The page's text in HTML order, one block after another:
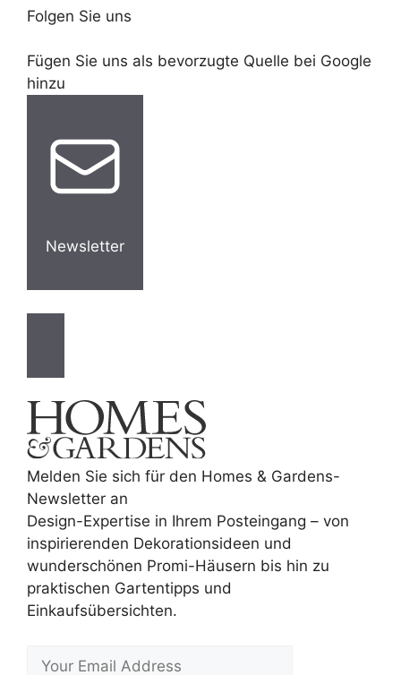
Folgen Sie uns
Fügen Sie uns als bevorzugte Quelle bei Google
hinzu
Newsletter
Melden Sie sich für den Homes & Gardens-
Newsletter an
Design-Expertise in Ihrem Posteingang – von
inspirierenden Dekorationsideen und
wunderschönen Promi-Häusern bis hin zu
praktischen Gartentipps und
Einkaufsübersichten.